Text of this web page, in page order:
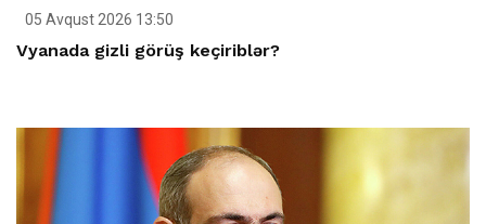
05 Avqust 2026 13:50
Vyanada gizli görüş keçiriblər?